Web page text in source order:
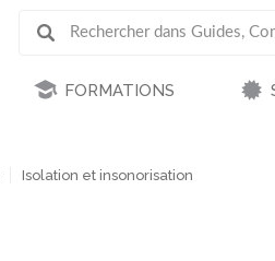
FORMATIONS
Isolation et insonorisation